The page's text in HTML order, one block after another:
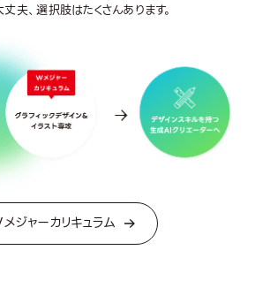
夫、選択肢はたくさんあります。
ジャーカリキュラム